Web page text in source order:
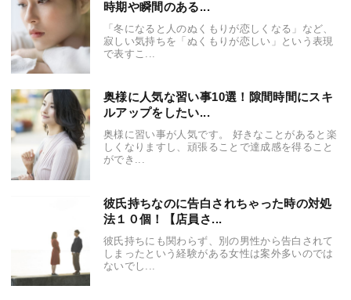
時期や瞬間のある...
「冬になると人のぬくもりが恋しくなる」など、
寂しい気持ちを「ぬくもりが恋しい」という表現
で表すこ...
奥様に人気な習い事10選！隙間時間にスキ
ルアップをしたい...
奥様に習い事が人気です。 好きなことがあると楽
しくなりますし、頑張ることで達成感を得ること
ができ...
彼氏持ちなのに告白されちゃった時の対処
法１０個！【店員さ...
彼氏持ちにも関わらず、別の男性から告白されて
しまったという経験がある女性は案外多いのでは
ないでし...